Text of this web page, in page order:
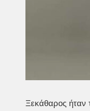
Ξεκάθαρος ήταν